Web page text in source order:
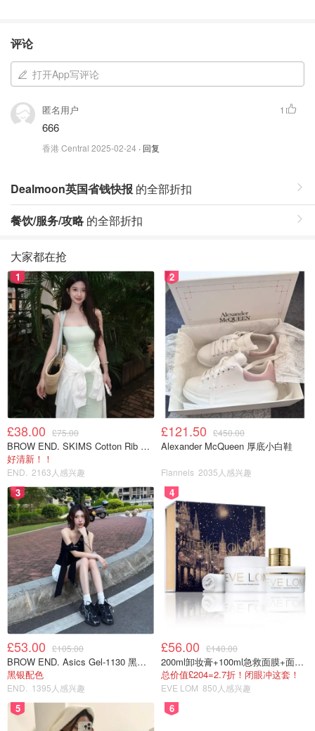
评论
打开App写评论
匿名用户
666
香港 Central 2025-02-24 · 回复
1
Dealmoon英国省钱快报 的全部折扣
餐饮/服务/攻略的全部折扣
大家都在抢
1
£38.00 £75.00
BROW END. SKIMS Cotton Rib 长款背心连衣裙 薄荷绿
好清新！！
END. 2163人感兴趣
2
£121.50 £450.00
Alexander McQueen 厚底小白鞋
Flannels 2035人感兴趣
3
£53.00 £105.00
BROW END. Asics Gel-1130 黑色运动鞋
黑银配色
END. 1395人感兴趣
4
£56.00 £140.00
200ml卸妆膏+100ml急救面膜+面霜+洁颜布
总价值£204=2.7折！闭眼冲这套！
EVE LOM 850人感兴趣
5 6